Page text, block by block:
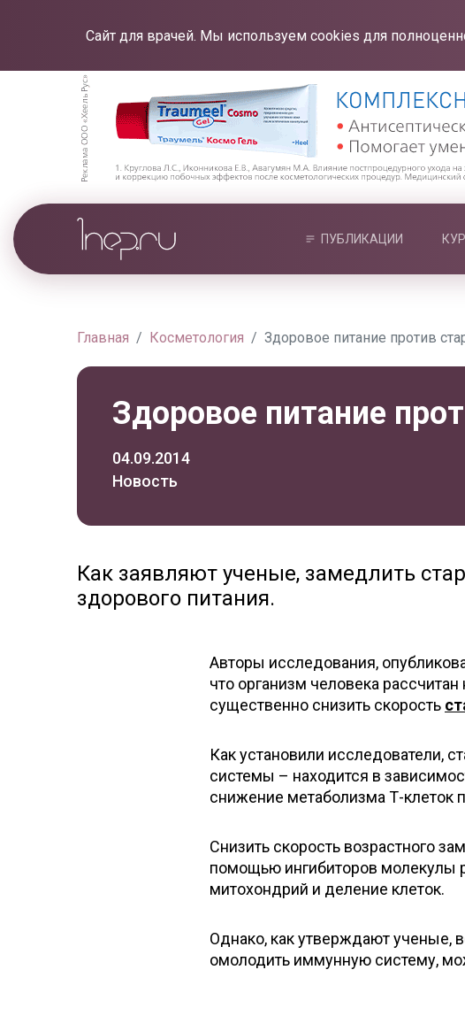
Сайт для врачей. Мы используем cookies для
ПУБЛИКАЦИИ
Главная Косметология Здоровое питание против
Здоровое питание
04.09.2014
Новость
Как заявляют ученые, замедлить
здорового питания.
Авторы исследования,
что организм человека
существенно снизить скорость
Как установили исследователи,
системы – находится в
снижение метаболизма Т-клеток
Снизить скорость возрастного
помощью ингибиторов молекулы
митохондрий и деление клеток.
Однако, как утверждают ученые,
омолодить иммунную систему,